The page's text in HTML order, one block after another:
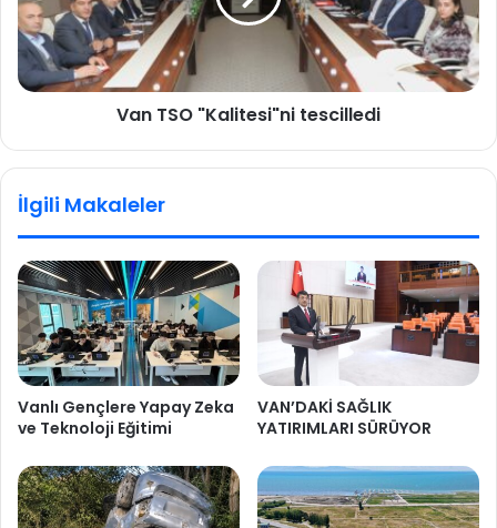
Van TSO "Kalitesi"ni tescilledi
İlgili Makaleler
Vanlı Gençlere Yapay Zeka
ve Teknoloji Eğitimi
VAN’DAKİ SAĞLIK
YATIRIMLARI SÜRÜYOR